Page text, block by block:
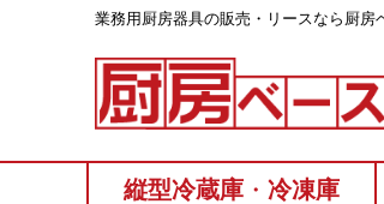
業務⽤厨房器具の販売・リースなら厨房
縦型冷蔵庫 ・ 冷凍庫